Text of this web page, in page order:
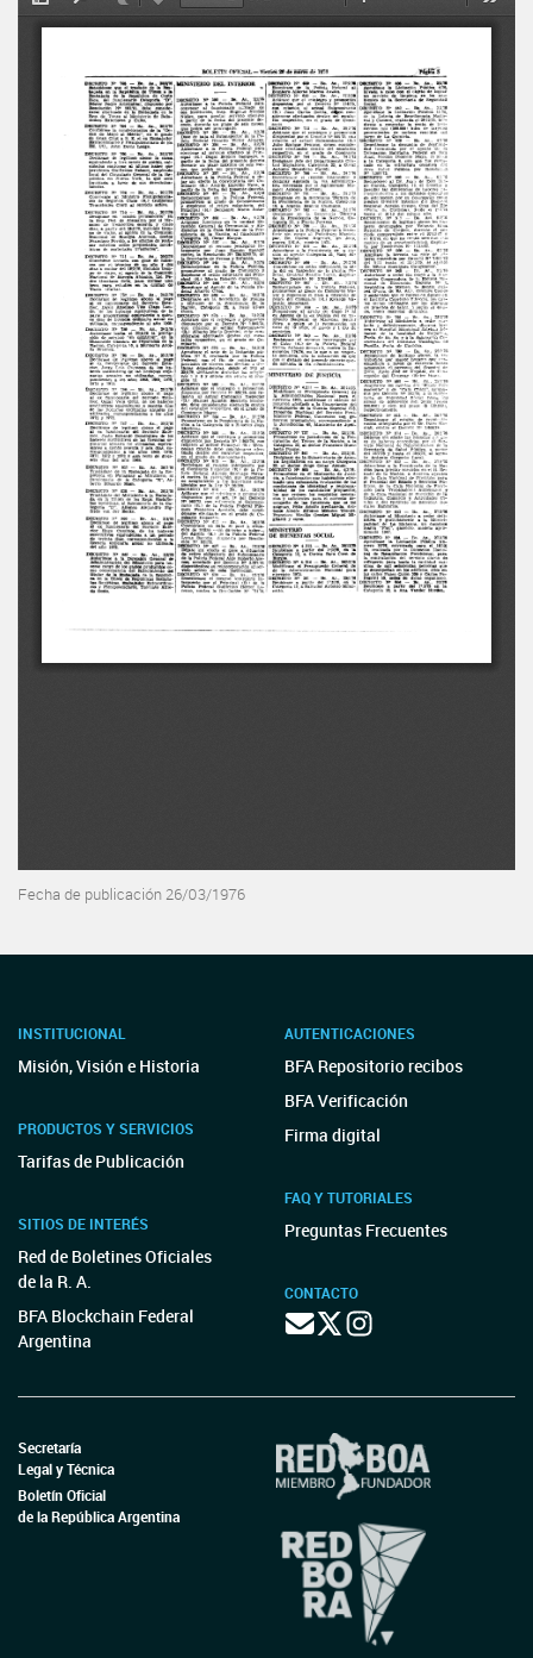
Fecha de publicación 26/03/1976
INSTITUCIONAL
Misión, Visión e Historia
PRODUCTOS Y SERVICIOS
Tarifas de Publicación
SITIOS DE INTERÉS
Red de Boletines Oficiales
de la R. A.
BFA Blockchain Federal
Argentina
AUTENTICACIONES
BFA Repositorio recibos
BFA Verificación
Firma digital
FAQ Y TUTORIALES
Preguntas Frecuentes
CONTACTO
Secretaría
Legal y Técnica
Boletín Oficial
de la República Argentina